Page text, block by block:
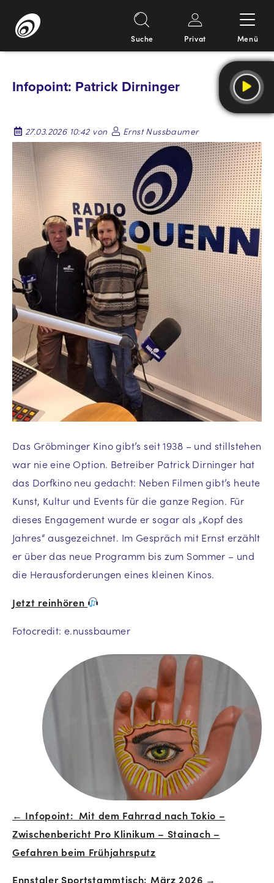
Inhalt
Suche Privat Menü
Infopoint: Patrick Dirninger
27.03.2026 10:42 von Ernst Nussbaumer
Das Gröbminger Kino gibt’s seit 1938 – und stillstehen
war nie eine Option. Betreiber Patrick Dirninger hat
das Dorfkino neu gedacht: Neben Filmen gibt’s heute
Kunst, Kultur und Events für die ganze Region. Für
dieses Engagement wurde er sogar als „Kopf des
Jahres“ ausgezeichnet. Im Gespräch mit Ernst erzählt
er über das neue Programm bis zum Sommer – und
die Herausforderungen eines kleinen Kinos.
Jetzt reinhören
Fotocredit: e.nussbaumer
Beitrags-
Navigation
← Infopoint: Mit dem Fahrrad nach Tokio –
Zwischenbericht Pro Klinikum – Stainach –
Gefahren beim Frühjahrsputz
Ennstaler Sportstammtisch; März 2026 →